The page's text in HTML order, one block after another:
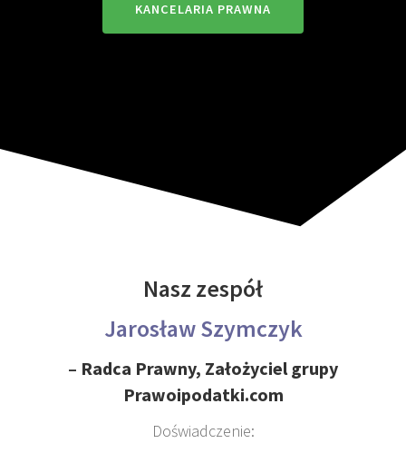
KANCELARIA PRAWNA
Nasz zespół
Jarosław Szymczyk
– Radca Prawny, Założyciel grupy
Prawoipodatki.com
Doświadczenie: